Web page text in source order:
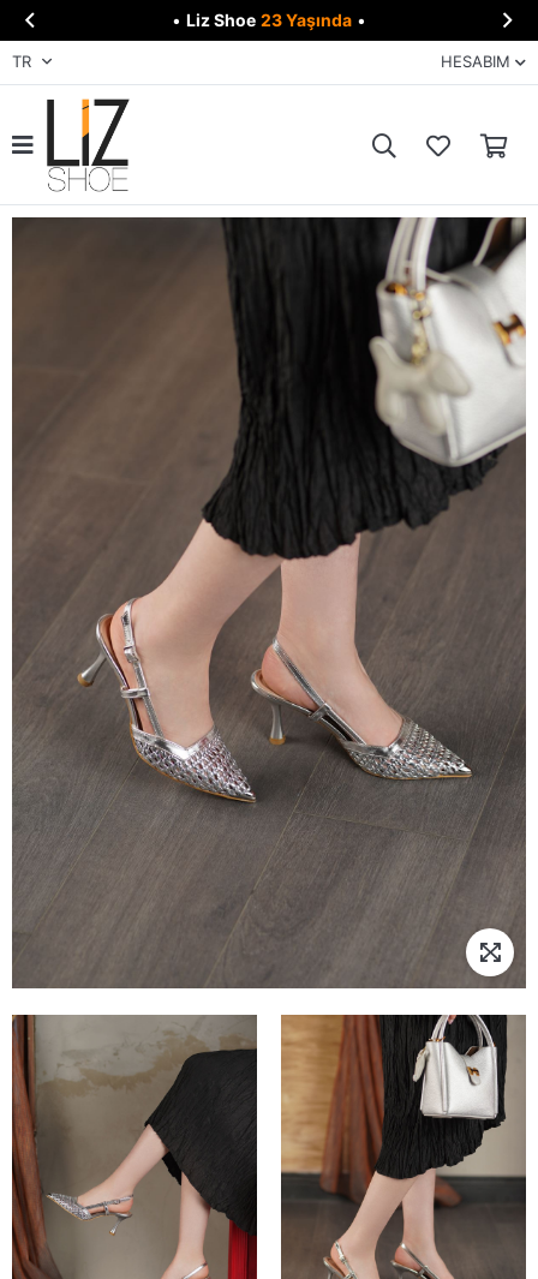
 • Liz Shoe 23 Yaşında • 
TR HESABIM